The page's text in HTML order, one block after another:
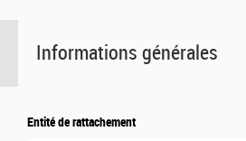
Informations générales
Entité de rattachement